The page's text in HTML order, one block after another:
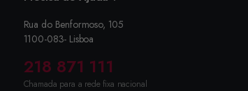
Rua do Benformoso, 105
1100-083- Lisboa
218 871 111
Chamada para a rede fixa nacional